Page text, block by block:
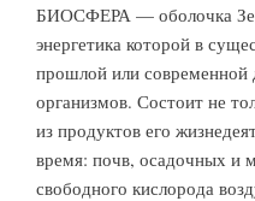
БИОСФЕРА — оболочка
энергетика которой в
прошлой или современной
организмов. Состоит не
из продуктов его
время: почв, осадочных и
свободного кислорода